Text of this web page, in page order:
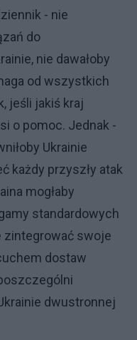
- nie
do
nie dawałoby
od wszystkich
jeśli jakiś kraj
o pomoc. Jednak -
Ukrainie
każdy przyszły atak
mogłaby
standardowych
zintegrować swoje
dostaw
dwustronnej